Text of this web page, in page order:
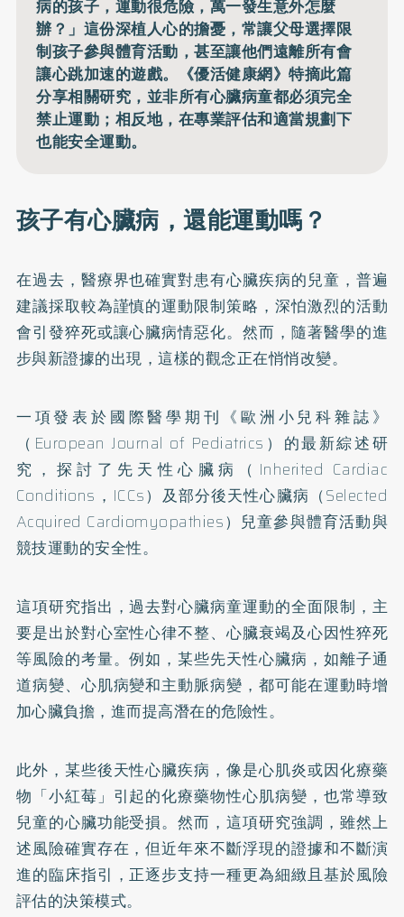
病的孩子，運動很危險，萬一發生意外怎麼
辦？」這份深植人心的擔憂，常讓父母選擇限
制孩子參與體育活動，甚至讓他們遠離所有會
讓心跳加速的遊戲。《優活健康網》特摘此篇
分享相關研究，並非所有心臟病童都必須完全
禁止運動；相反地，在專業評估和適當規劃下
也能安全運動。
孩子有心臟病，還能運動嗎？
在過去，醫療界也確實對患有心臟疾病的兒童，普遍
建議採取較為謹慎的運動限制策略，深怕激烈的活動
會引發猝死或讓心臟病情惡化。然而，隨著醫學的進
步與新證據的出現，這樣的觀念正在悄悄改變。
一項發表於國際醫學期刊《歐洲小兒科雜誌》
（European Journal of Pediatrics）的最新綜述研
究 ，探討了先天性心臟病（Inherited Cardiac
Conditions，ICCs）及部分後天性心臟病（Selected
Acquired Cardiomyopathies）兒童參與體育活動與
競技運動的安全性。
這項研究指出，過去對心臟病童運動的全面限制，主
要是出於對心室性心律不整、心臟衰竭及心因性猝死
等風險的考量。例如，某些先天性心臟病，如離子通
道病變、心肌病變和主動脈病變，都可能在運動時增
加心臟負擔，進而提高潛在的危險性。
此外，某些後天性心臟疾病，像是心肌炎或因化療藥
物「小紅莓」引起的化療藥物性心肌病變，也常導致
兒童的心臟功能受損。然而，這項研究強調，雖然上
述風險確實存在，但近年來不斷浮現的證據和不斷演
進的臨床指引，正逐步支持一種更為細緻且基於風險
評估的決策模式。